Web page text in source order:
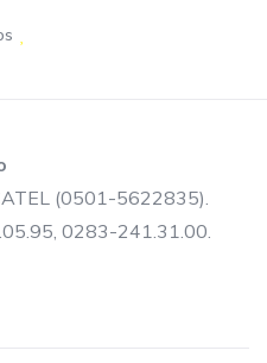
(0501-5622835).
0283-241.31.00.